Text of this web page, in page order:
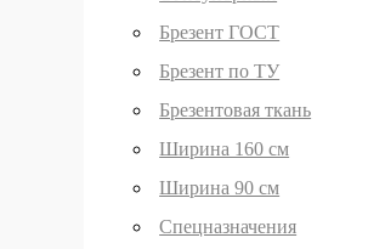
Брезент ГОСТ
Брезент по ТУ
Брезентовая ткань
Ширина 160 см
Ширина 90 см
Спецназначения